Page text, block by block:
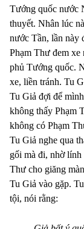
Tướng quốc nước
thuyết. Nhân lúc
nước Tần, lần này
Phạm Thư đem xe
phủ Tướng quốc.
xe, liền tránh. Tu
Tu Giả đợi để
không thấy Phạm
không có Phạm
Tu Giả nghe qua
gối mà đi, nhờ
Thư cho giăng
Tu Giả vào gặp.
tội, nói rằng: